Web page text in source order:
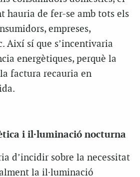
hauria de fer-se amb tots els
empreses,
Així sí que s’incentivaria
energètiques, perquè la
factura recauria en
i il·luminació nocturna
d’incidir sobre la necessitat
la il·luminació